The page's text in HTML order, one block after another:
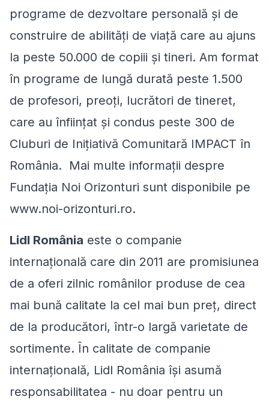
programe de dezvoltare personală și de
construire de abilități de viață care au ajuns
la peste 50.000 de copiii și tineri. Am format
în programe de lungă durată peste 1.500
de profesori, preoți, lucrători de tineret,
care au înființat și condus peste 300 de
Cluburi de Inițiativă Comunitară IMPACT în
România. Mai multe informații despre
Fundația Noi Orizonturi sunt disponibile pe
www.noi-orizonturi.ro.
Lidl România este o companie
internațională care din 2011 are promisiunea
de a oferi zilnic românilor produse de cea
mai bună calitate la cel mai bun preţ, direct
de la producători, într-o largă varietate de
sortimente. În calitate de companie
internațională, Lidl România își asumă
responsabilitatea - nu doar pentru un